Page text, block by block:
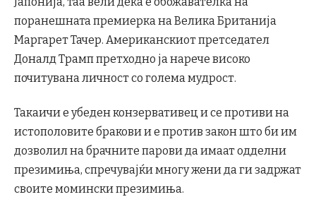
поранешната премиерка на Велика Британија
Маргарет Тачер. Американскиот претседател
Доналд Трамп претходно ја нарече високо
почитувана личност со голема мудрост.
Такаичи е убеден конзервативец и се противи на
истополовите бракови и е против закон што би им
дозволил на брачните парови да имаат одделни
презимиња, спречувајќи многу жени да ги задржат
своите момински презимиња.